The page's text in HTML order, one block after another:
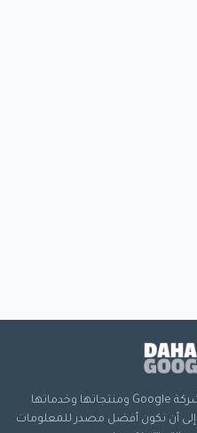
دهاليز جوجل هو موقع يتحدث عن شركة Google ومنتجاتها وخدماتها
إلى أن نكون أفضل مصدر للمعلومات